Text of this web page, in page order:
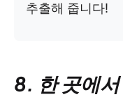
추출해 줍니다!
8. 한 곳에